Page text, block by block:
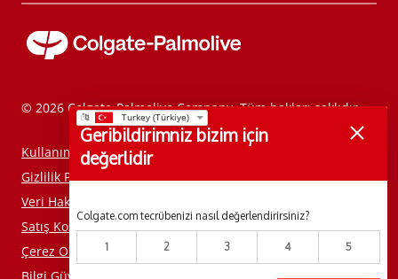
KAYIT OL
© 2026 Colgate-Palmolive Company. Tüm hakları saklıdır.
Kullanım Koşulları
Gizlilik Politikası
Veri Haklarımı Yönet
Satış Koşulları
Çerez Onay Aracı
Geribildirimniz bizim için
değerlidir
Colgate.com tecrübenizi nasıl değerlendirirsiniz?
1 2 3 4 5